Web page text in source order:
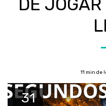
DE
11 min de
31